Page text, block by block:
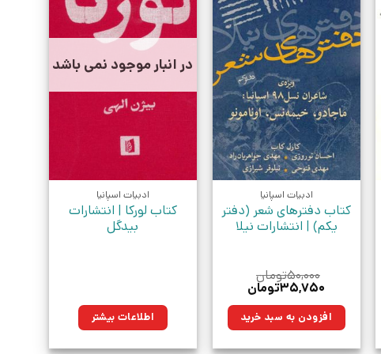
ادبیات اسپانیا
کتاب دفترهای شعر (دفتر
یکم) | انتشارات نیلا
۵۰,۰۰۰تومان
قیمت
۵۰,۰۰۰تومان
بود.
۳۵,۷۵۰تومانقیمت
۳۵,۷۵۰تومان.افزودن به سبد خرید
در انبار موجود نمی باشد
ادبیات اسپانیا
کتاب لورکا | انتشارات
بیدگل
اطلاعات بیشتر